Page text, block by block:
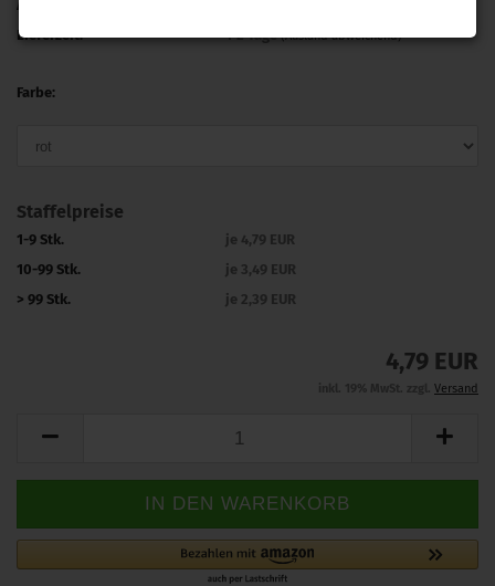
Art.Nr.:
Lieferzeit:
1-2 Tage(Ausland abweichend)
Farbe:
Staffelpreise
1-9 Stk.
je 4,79 EUR
10-99 Stk.
je 3,49 EUR
> 99 Stk.
je 2,39 EUR
4,79 EUR
Versand